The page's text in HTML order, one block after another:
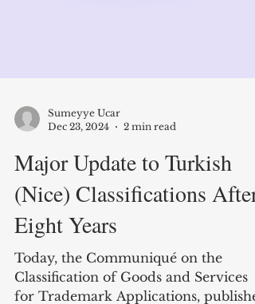
Sumeyye Ucar
Dec 23, 2024
2 min read
Major Update to Turkish
(Nice) Classifications After
Eight Years